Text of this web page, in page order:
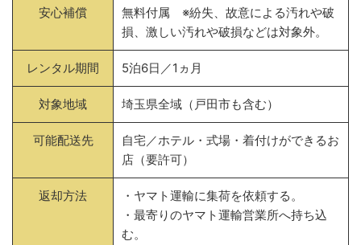
安心補償
無料付属 ※紛失、故意による汚れや破
損、激しい汚れや破損などは対象外。
レンタル期間 5泊6日／1ヵ月
対象地域 埼玉県全域（戸田市も含む）
可能配送先
自宅／ホテル・式場・着付けができるお
店（要許可）
返却方法
・ヤマト運輸に集荷を依頼する。
・最寄りのヤマト運輸営業所へ持ち込
む。